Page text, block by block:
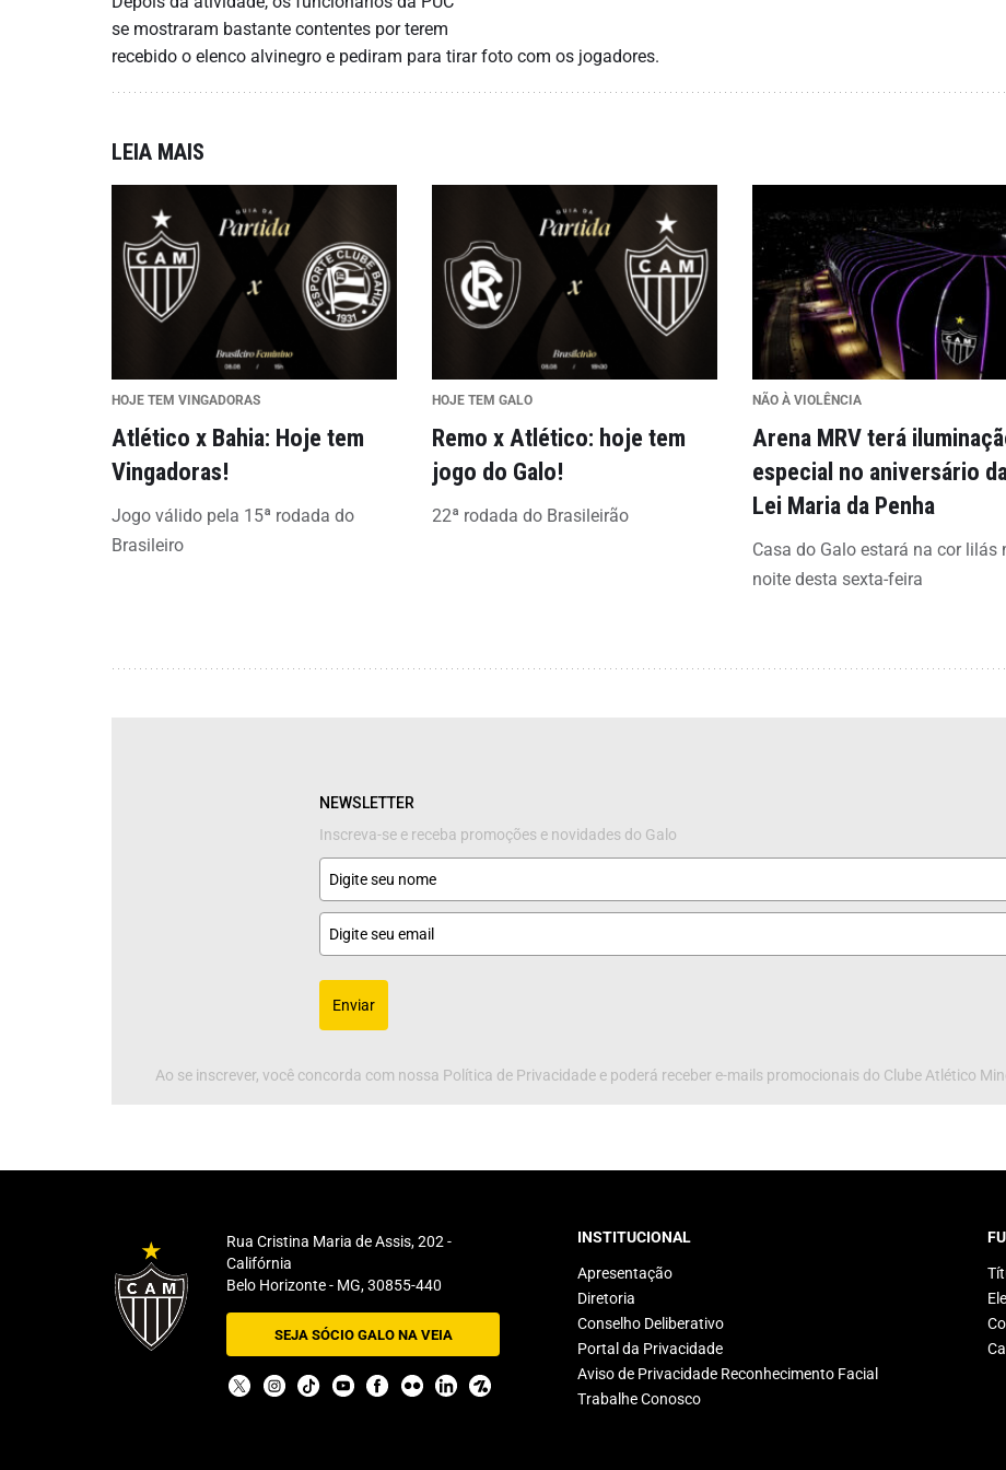
se mostraram bastante contentes por terem
recebido o elenco alvinegro e pediram para tirar foto com os jogadores.
LEIA MAIS
HOJE TEM VINGADORAS
Atlético x Bahia: Hoje tem
Vingadoras!
Jogo válido pela 15ª rodada do
Brasileiro
HOJE TEM GALO
Remo x Atlético: hoje tem
jogo do Galo!
22ª rodada do Brasileirão
NÃO À VIOLÊNCIA
Arena MRV terá
especial no aniversário
Lei Maria da Penha
Casa do Galo estará na cor lilás
noite desta sexta-feira
NEWSLETTER
Inscreva-se e receba promoções e novidades do Galo
Enviar
Ao se inscrever, você concorda com nossa Política de Privacidade e poderá receber e-mails promocionais do Clube Atlético
Rua Cristina Maria de Assis, 202 -
Califórnia
Belo Horizonte - MG, 30855-440
SEJA SÓCIO GALO NA VEIA
INSTITUCIONAL
Apresentação
Diretoria
Conselho Deliberativo
Portal da Privacidade
Aviso de Privacidade Reconhecimento Facial
Trabalhe Conosco